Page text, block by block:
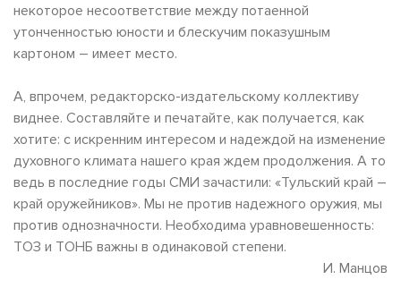
некоторое несоответствие между потаенной
утонченностью юности и блескучим показушным
картоном – имеет место.
А, впрочем, редакторско-издательскому коллективу
виднее. Составляйте и печатайте, как получается, как
хотите: с искренним интересом и надеждой на изменение
духовного климата нашего края ждем продолжения. А то
ведь в последние годы СМИ зачастили: «Тульский край –
край оружейников». Мы не против надежного оружия, мы
против однозначности. Необходима уравновешенность:
ТОЗ и ТОНБ важны в одинаковой степени.
И. Манцов